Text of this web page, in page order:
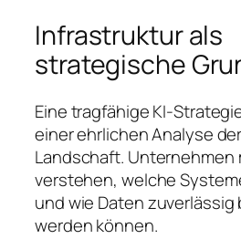
Infrastruktur als
strategische
Eine tragfähige KI-
einer ehrlichen Analyse
Landschaft. Unternehmen
verstehen, welche
und wie Daten
werden können.